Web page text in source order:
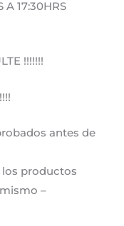
A 17:30HRS
!!!!!!!
antes de
los productos
–